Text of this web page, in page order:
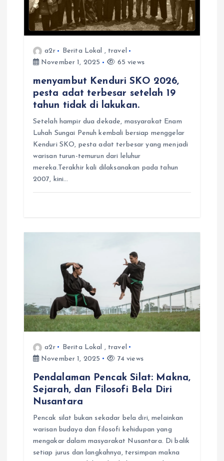
n
a2r Berita Lokal , travel
November 1, 2025
65 views
menyambut Kenduri SKO 2026,
pesta adat terbesar setelah 19
tahun tidak di lakukan.
Setelah hampir dua dekade, masyarakat Enam
Luhah Sungai Penuh kembali bersiap menggelar
Kenduri SKO, pesta adat terbesar yang menjadi
warisan turun-temurun dari leluhur
mereka.Terakhir kali dilaksanakan pada tahun
2007, kini…
a2r Berita Lokal , travel
November 1, 2025
74 views
Pendalaman Pencak Silat: Makna,
Sejarah, dan Filosofi Bela Diri
Nusantara
Pencak silat bukan sekadar bela diri, melainkan
warisan budaya dan filosofi kehidupan yang
mengakar dalam masyarakat Nusantara. Di balik
setiap jurus dan langkahnya, tersimpan makna